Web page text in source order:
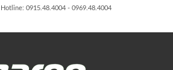
Hotline: 0915.48.4004 - 0969.48.4004